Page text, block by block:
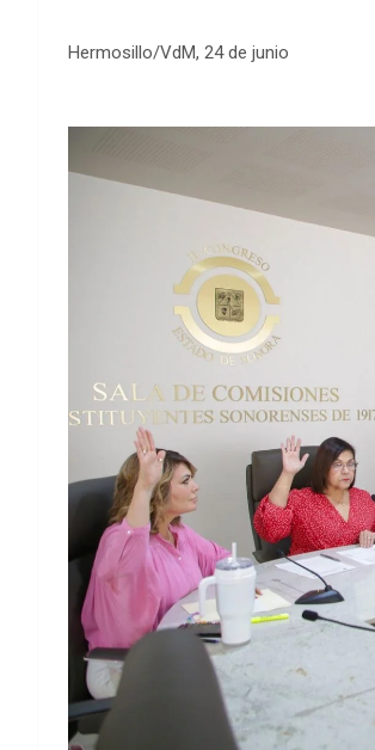
Hermosillo/VdM, 24 de junio